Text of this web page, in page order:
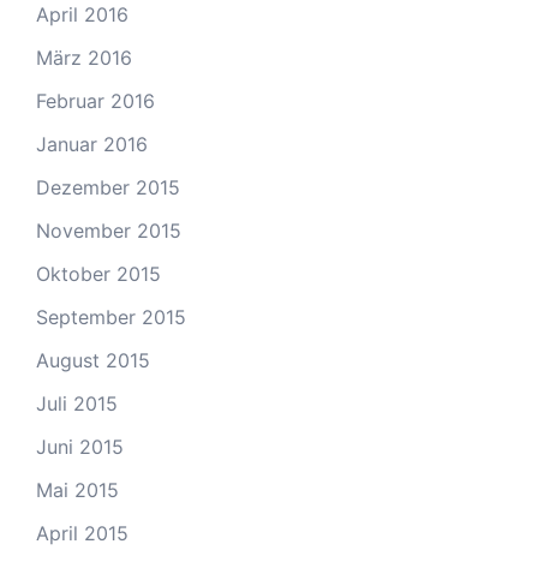
April 2016
März 2016
Februar 2016
Januar 2016
Dezember 2015
November 2015
Oktober 2015
September 2015
August 2015
Juli 2015
Juni 2015
Mai 2015
April 2015